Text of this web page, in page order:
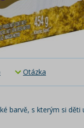
Otázka
barvě, s kterým si